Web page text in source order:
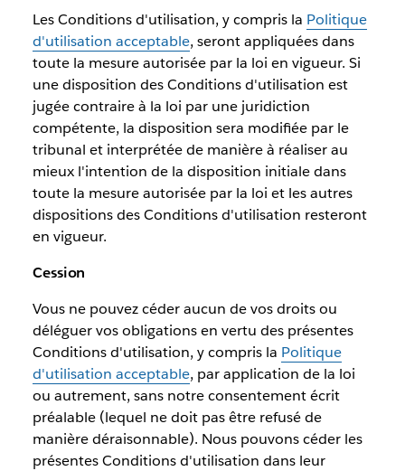
Les Conditions d'utilisation, y compris la Politique
d'utilisation acceptable, seront appliquées dans
toute la mesure autorisée par la loi en vigueur. Si
une disposition des Conditions d'utilisation est
jugée contraire à la loi par une juridiction
compétente, la disposition sera modifiée par le
tribunal et interprétée de manière à réaliser au
mieux l'intention de la disposition initiale dans
toute la mesure autorisée par la loi et les autres
dispositions des Conditions d'utilisation resteront
en vigueur.
Cession
Vous ne pouvez céder aucun de vos droits ou
déléguer vos obligations en vertu des présentes
Conditions d'utilisation, y compris la Politique
d'utilisation acceptable, par application de la loi
ou autrement, sans notre consentement écrit
préalable (lequel ne doit pas être refusé de
manière déraisonnable). Nous pouvons céder les
présentes Conditions d'utilisation dans leur